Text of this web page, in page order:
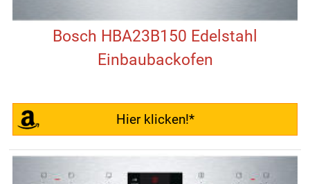
Bosch HBA23B150 Edelstahl
Einbaubackofen
Hier klicken!*